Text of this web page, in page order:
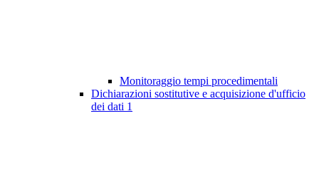
Monitoraggio tempi procedimentali
Dichiarazioni sostitutive e acquisizione d'ufficio
dei dati 1